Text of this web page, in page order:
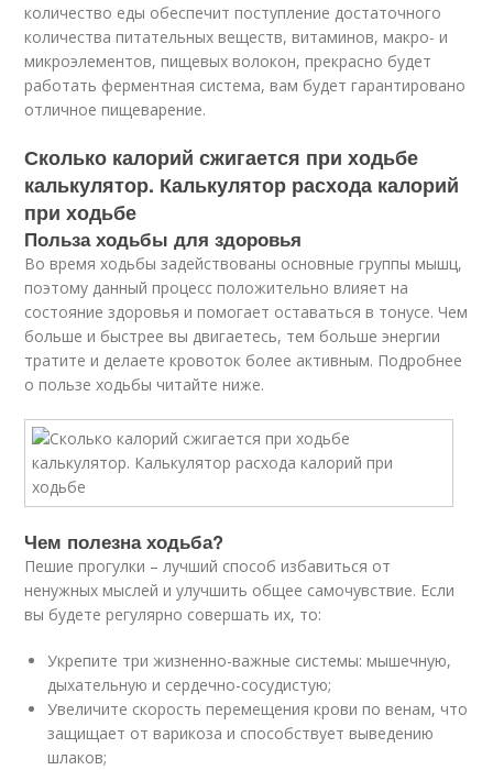
количество еды обеспечит поступление достаточного
количества питательных веществ, витаминов, макро- и
микроэлементов, пищевых волокон, прекрасно будет
работать ферментная система, вам будет гарантировано
отличное пищеварение.
Сколько калорий сжигается при ходьбе
калькулятор. Калькулятор расхода калорий
при ходьбе
Польза ходьбы для здоровья
Во время ходьбы задействованы основные группы мышц,
поэтому данный процесс положительно влияет на
состояние здоровья и помогает оставаться в тонусе. Чем
больше и быстрее вы двигаетесь, тем больше энергии
тратите и делаете кровоток более активным. Подробнее
о пользе ходьбы читайте ниже.
Чем полезна ходьба?
Пешие прогулки – лучший способ избавиться от
ненужных мыслей и улучшить общее самочувствие. Если
вы будете регулярно совершать их, то:
Укрепите три жизненно-важные системы: мышечную,
дыхательную и сердечно-сосудистую;
Увеличите скорость перемещения крови по венам, что
защищает от варикоза и способствует выведению
шлаков;